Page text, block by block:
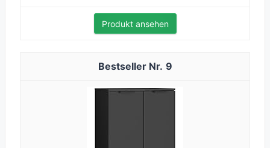
Produkt ansehen
9